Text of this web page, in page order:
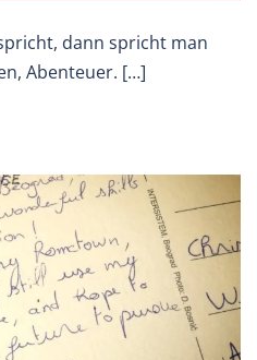
dann spricht man
Abenteuer. […]